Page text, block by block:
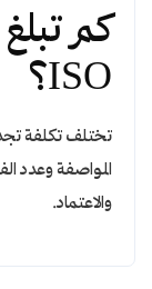
كم
ISO؟
المواصفة وعدد
والاعتماد.